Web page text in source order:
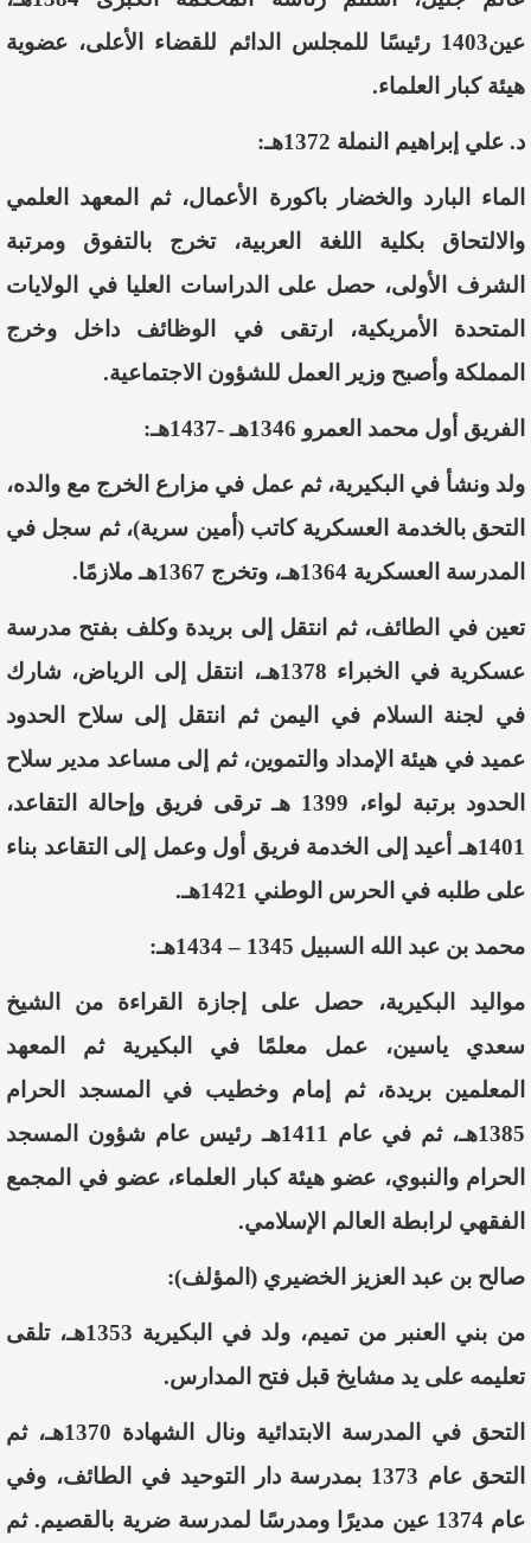
عين1403 رئيسًا للمجلس الدائم للقضاء الأعلى، عضوية
هيئة كبار العلماء.
د. علي إبراهيم النملة 1372هـ:
الماء البارد والخضار باكورة الأعمال، ثم المعهد العلمي
والالتحاق بكلية اللغة العربية، تخرج بالتفوق ومرتبة
الشرف الأولى، حصل على الدراسات العليا في الولايات
المتحدة الأمريكية، ارتقى في الوظائف داخل وخرج
المملكة وأصبح وزير العمل للشؤون الاجتماعية.
الفريق أول محمد العمرو 1346هـ -1437هـ:
ولد ونشأ في البكيرية، ثم عمل في مزارع الخرج مع والده،
التحق بالخدمة العسكرية كاتب (أمين سرية)، ثم سجل في
المدرسة العسكرية 1364هـ، وتخرج 1367هـ ملازمًا.
تعين في الطائف، ثم انتقل إلى بريدة وكلف بفتح مدرسة
عسكرية في الخبراء 1378هـ، انتقل إلى الرياض، شارك
في لجنة السلام في اليمن ثم انتقل إلى سلاح الحدود
عميد في هيئة الإمداد والتموين، ثم إلى مساعد مدير سلاح
الحدود برتبة لواء، 1399 هـ ترقى فريق وإحالة التقاعد،
1401هـ أعيد إلى الخدمة فريق أول وعمل إلى التقاعد بناء
على طلبه في الحرس الوطني 1421هـ.
محمد بن عبد الله السبيل 1345 – 1434هـ:
مواليد البكيرية، حصل على إجازة القراءة من الشيخ
سعدي ياسين، عمل معلمًا في البكيرية ثم المعهد
المعلمين بريدة، ثم إمام وخطيب في المسجد الحرام
1385هـ، ثم في عام 1411هـ رئيس عام شؤون المسجد
الحرام والنبوي، عضو هيئة كبار العلماء، عضو في المجمع
الفقهي لرابطة العالم الإسلامي.
صالح بن عبد العزيز الخضيري (المؤلف):
من بني العنبر من تميم، ولد في البكيرية 1353هـ، تلقى
تعليمه على يد مشايخ قبل فتح المدارس.
التحق في المدرسة الابتدائية ونال الشهادة 1370هـ، ثم
التحق عام 1373 بمدرسة دار التوحيد في الطائف، وفي
عام 1374 عين مديرًا ومدرسًا لمدرسة ضرية بالقصيم. ثم